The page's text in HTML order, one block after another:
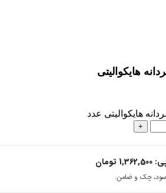
هایکوالیتی
هایکوالیتی عدد
1,362,500 تومان